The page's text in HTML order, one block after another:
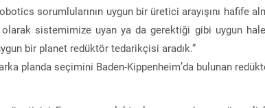
sorumlularının uygun bir üretici arayışını hafife
sistemimize uyan ya da gerektiği gibi uygun
bir planet redüktör tedarikçisi aradık.”
planda seçimini Baden-Kippenheim’da bulunan